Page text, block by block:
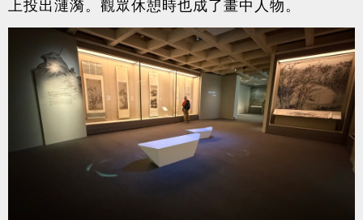
上投出漣漪。觀眾休憩時也成了畫中人物。